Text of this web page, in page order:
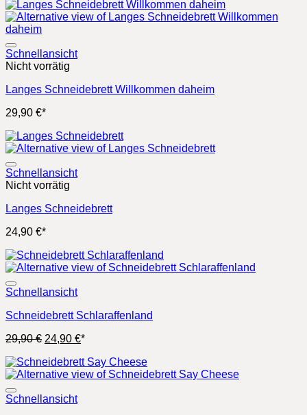
war:
29,90 €
ist:
24,90 €.
Schnellansicht
Nicht vorrätig
Langes Schneidebrett Willkommen daheim
29,90 €*
Schnellansicht
Nicht vorrätig
Langes Schneidebrett
24,90 €*
Schnellansicht
Schneidebrett Schlaraffenland
29,90€ Ursprünglicher
war:
29,90 €
24,90 €Aktueller
ist:
24,90 €.
*
Schnellansicht